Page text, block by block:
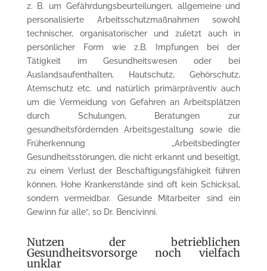
z. B. um Gefährdungsbeurteilungen, allgemeine und
personalisierte Arbeitsschutzmaßnahmen sowohl
technischer, organisatorischer und zuletzt auch in
persönlicher Form wie z.B. Impfungen bei der
Tätigkeit im Gesundheitswesen oder bei
Auslandsaufenthalten, Hautschutz, Gehörschutz,
Atemschutz etc. und natürlich primärpräventiv auch
um die Vermeidung von Gefahren an Arbeitsplätzen
durch Schulungen, Beratungen zur
gesundheitsfördernden Arbeitsgestaltung sowie die
Früherkennung „Arbeitsbedingter
Gesundheitsstörungen, die nicht erkannt und beseitigt,
zu einem Verlust der Beschäftigungsfähigkeit führen
können. Hohe Krankenstände sind oft kein Schicksal,
sondern vermeidbar. Gesunde Mitarbeiter sind ein
Gewinn für alle“, so Dr. Bencivinni.
Nutzen der betrieblichen
Gesundheitsvorsorge noch vielfach
unklar